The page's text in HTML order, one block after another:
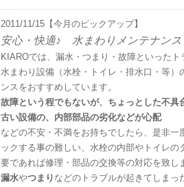
2011/11/15【今月のピックアップ】
安心・快適♪ 水まわりメンテナンス
KIAROでは、漏水・つまり・故障といったト
水まわり設備（水栓・トイレ・排水口・等）
ンスをおすすめしています。
故障という程でもないが、ちょっとした不具
古い設備の、内部部品の劣化などが心配
などの不安・不満をお持ちでしたら、是非一
ックする事の難しい、水栓の内部やトイレ
要であれば修理・部品の交換等の対応を致し
漏水やつまり などのトラブルが起きてしまっ